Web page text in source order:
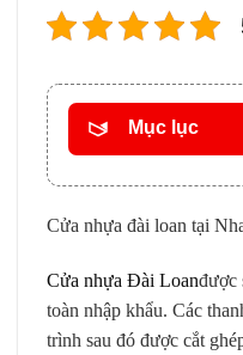
Mục lục
Cửa nhựa đài loan tại
Cửa nhựa Đài Loanđược
toàn nhập khẩu. Các
trình sau đó được cắt